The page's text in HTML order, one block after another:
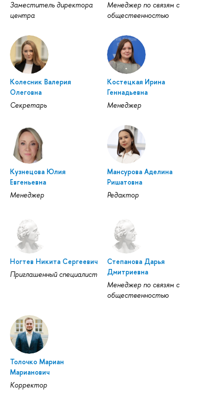
Заместитель директора
центра
Менеджер по связям с
общественностью
Колесник Валерия
Олеговна
Секретарь
Костецкая Ирина
Геннадьевна
Менеджер
Кузнецова Юлия
Евгеньевна
Менеджер
Мансурова Аделина
Ришатовна
Редактор
Ногтев Никита Сергеевич
Приглашенный специалист
Степанова Дарья
Дмитриевна
Менеджер по связям с
общественностью
Толочко Мариан
Марианович
Корректор